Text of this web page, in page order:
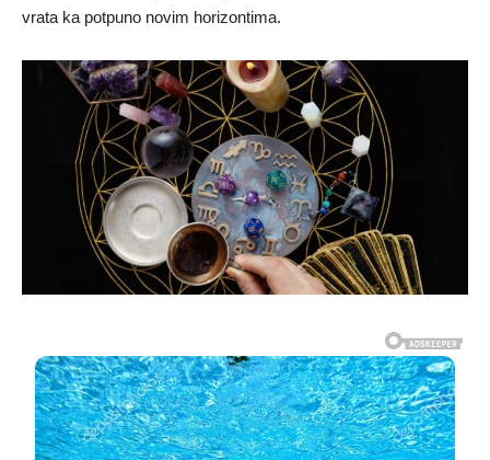
vrata ka potpuno novim horizontima.